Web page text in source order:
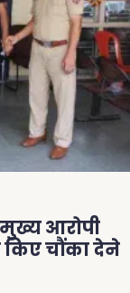
आरोपी
चौंका देने